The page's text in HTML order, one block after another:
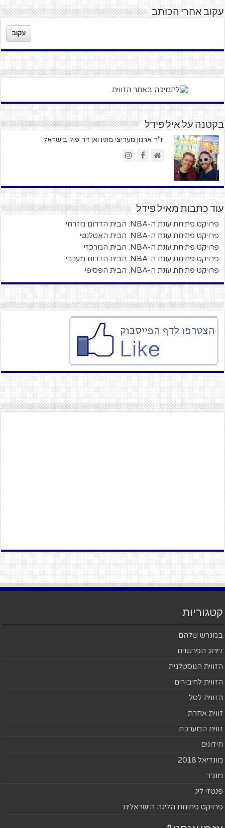
עקוב אחרי הכותב
עקוב
בקטנה על איל פידל
יו"ר ארגון מעריצי מתיו ואן דר פול בישראל
עוד כתבות מאיל פידל
פרויקט פתיחת עונת ה-NBA. הבית הדרום מזרחי
פרויקט פתיחת עונת ה-NBA. הבית האטלנטי
פרויקט פתיחת עונת ה-NBA. הבית המרכזי
פרויקט פתיחת עונת ה-NBA. הבית הדרום מערבי
פרויקט פתיחת עונת ה-NBA. הבית הפסיפי
קטגוריות
במגרש שלהם
דירוג הפרשנים
הזווית הנוסטלגית
הזווית לחיבורים
הזווית לסל
זווית אחרת
זווית המערכת
חידונים
מונדיאל 2018
מנג'ר
פנטזי ליג
פרויקט פתיחת הליגה הישראלית